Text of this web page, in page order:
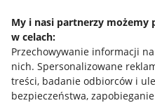
My i nasi partnerzy możemy
w celach:
Przechowywanie informacji
nich. Spersonalizowane
treści, badanie odbiorców i
bezpieczeństwa,
Allegro Gadane dla
Allegro Gadane dla
Mapa miejscowości